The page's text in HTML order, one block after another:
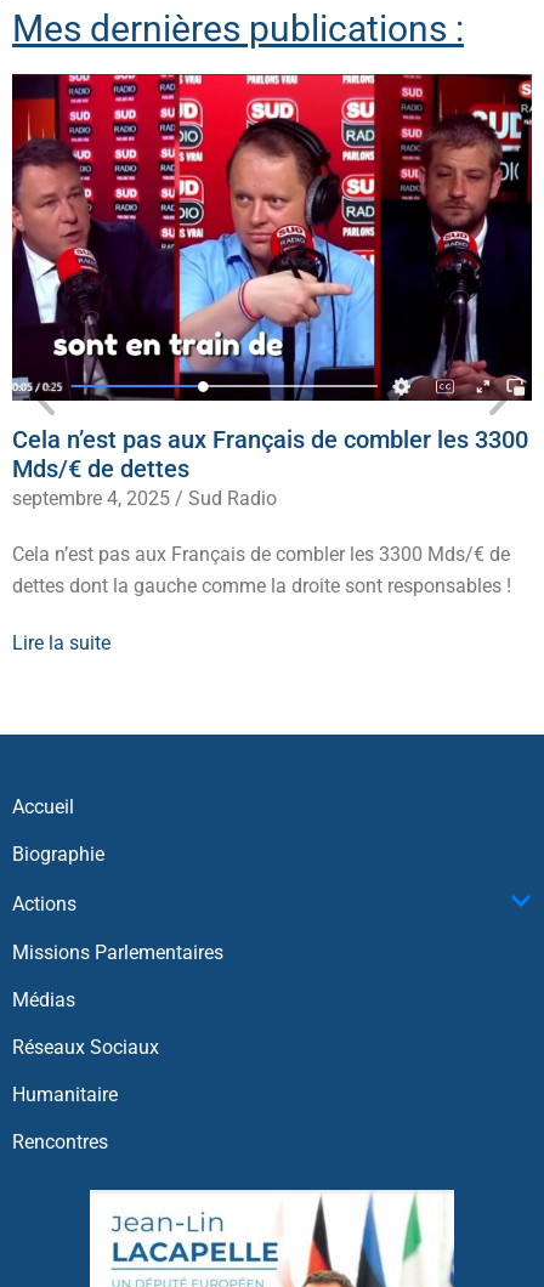
Mes dernières publications :
Cela n’est pas aux Français de combler les 3300
Mds/€ de dettes
septembre 4, 2025 / Sud Radio
Cela n’est pas aux Français de combler les 3300 Mds/€ de
dettes dont la gauche comme la droite sont responsables !
Lire la suite
Accueil
Biographie
Actions
Missions Parlementaires
Médias
Réseaux Sociaux
Humanitaire
Rencontres